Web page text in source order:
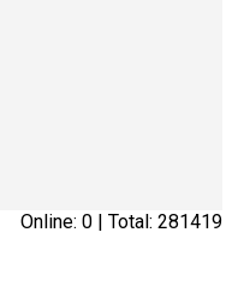
Online: 0 | Total: 281419